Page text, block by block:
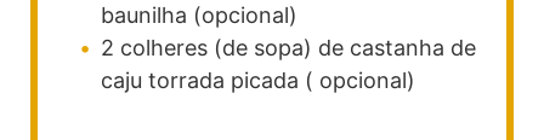
baunilha (opcional)
2 colheres (de sopa) de castanha de
caju torrada picada ( opcional)